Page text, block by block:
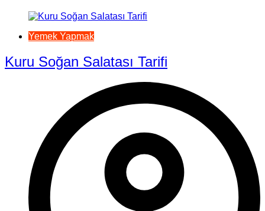
Yemek Yapmak
Kuru Soğan Salatası Tarifi